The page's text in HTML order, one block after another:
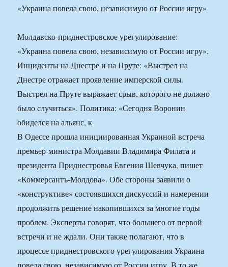
«Украина повела свою, независимую от России игру»
Молдавско-приднестровское урегулирование:
«Украина повела свою, независимую от России игру».
Инциденты на Днестре и на Пруте: «Выстрел на
Днестре отражает проявление имперской силы.
Выстрел на Пруте выражает срыв, которого не должно
было случиться». Политика: «Сегодня Воронин
обиделся на альянс, к
В Одессе прошла инициированная Украиной встреча
премьер-министра Молдавии Владимира Филата и
президента Приднестровья Евгения Шевчука, пишет
«Коммерсантъ-Молдова». Обе стороны заявили о
«конструктиве» состоявшихся дискуссий и намерении
продолжить решение накопившихся за многие годы
проблем. Эксперты говорят, что большего от первой
встречи и не ждали. Они также полагают, что в
процессе приднестровского урегулирования Украина